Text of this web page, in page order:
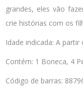
grandes, eles vão
crie histórias com os
Idade indicada: A partir
Contém: 1 Boneca, 4
Código de barras: